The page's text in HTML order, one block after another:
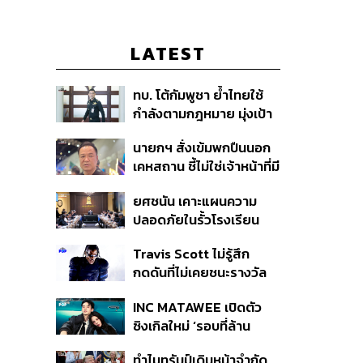
LATEST
ทบ. โต้กัมพูชา ย้ำไทยใช้
กำลังตามกฎหมาย มุ่งเป้า
หายไทยไม่อาจลบด้วย
ข้อมูลบิดเบือน
นายกฯ สั่งเข้มพกปืนนอก
เคหสถาน ชี้ไม่ใช่เจ้าหน้าที่มี
ก่อเหตุ เจ้าของร่วมรับผิด
ยศชนัน เคาะแผนความ
ปลอดภัยในรั้วโรงเรียน
ดูแล-คุมเข้มคัดกรองสิ่ง
ผิดกฎหมาย
Travis Scott ไม่รู้สึก
กดดันที่ไม่เคยชนะรางวัล
แล้ว 10 ครั้ง
INC MATAWEE เปิดตัว
ซิงเกิลใหม่ ‘รอบที่ล้าน